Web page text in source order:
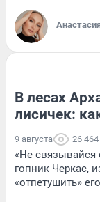
В лесах
лисичек:
9 августа 26 464
«Не связывайся
гопник Черкас,
«отпетушить» его